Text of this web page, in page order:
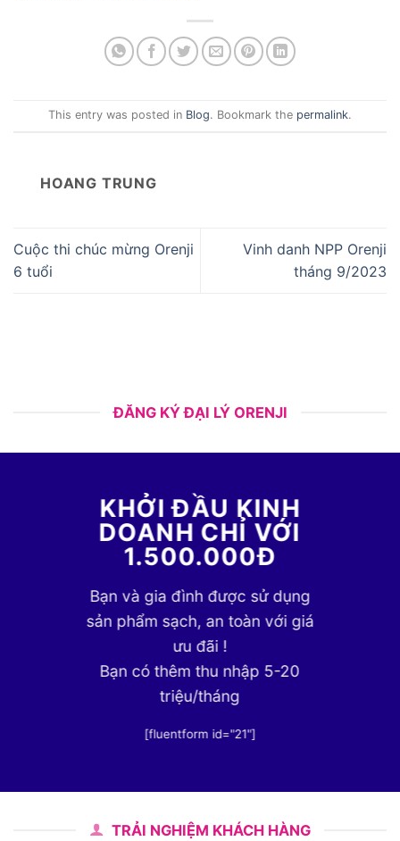
This entry was posted in Blog. Bookmark the permalink.
HOANG TRUNG
Cuộc thi chúc mừng Orenji
6 tuổi
Vinh danh NPP Orenji
tháng 9/2023
ĐĂNG KÝ ĐẠI LÝ ORENJI
KHỞI ĐẦU KINH
DOANH CHỈ VỚI
1.500.000Đ
Bạn và gia đình được sử dụng
sản phẩm sạch, an toàn với giá
ưu đãi !
Bạn có thêm thu nhập 5-20
triệu/tháng
[fluentform id="21"]
TRẢI NGHIỆM KHÁCH HÀNG